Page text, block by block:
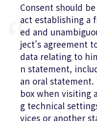
Consent should
act establishing a
ed and
ject’s agreement
data relating to
n statement,
an oral
box when visiting
g technical
vices or another